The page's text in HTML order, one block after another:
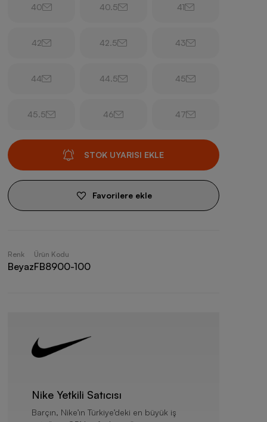
40 40.5 41
42 42.5 43
44 44.5 45
45.5 46 47
STOK UYARISI EKLE
Favorilere ekle
Renk
Beyaz
Ürün Kodu
FB8900-100
Nike Yetkili Satıcısı
Barçın, Nike’ın Türkiye’deki en büyük iş